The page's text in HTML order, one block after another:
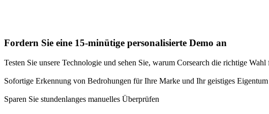
Fordern Sie eine 15-minütige personalisierte Demo an
Testen Sie unsere Technologie und sehen Sie, warum Corsearch die richtige Wahl
Sofortige Erkennung von Bedrohungen für Ihre Marke und Ihr geistiges Eigentum
Sparen Sie stundenlanges manuelles Überprüfen